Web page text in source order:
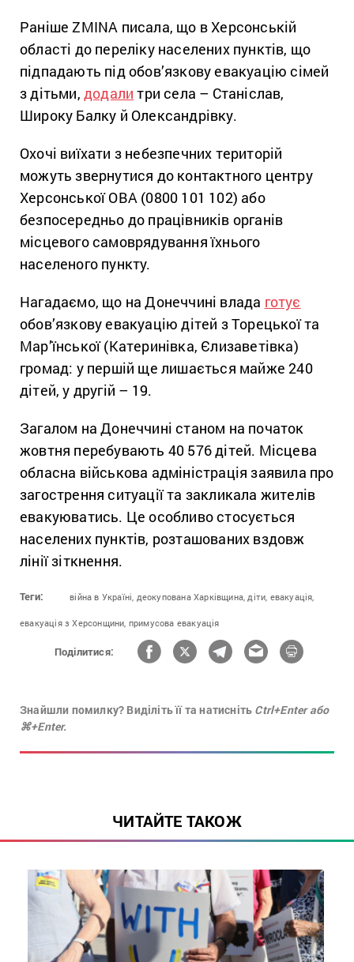
Раніше ZMINA писала, що в Херсонській
області до переліку населених пунктів, що
підпадають під обов’язкову евакуацію сімей
з дітьми, додали три села – Станіслав,
Широку Балку й Олександрівку.
Охочі виїхати з небезпечних територій
можуть звернутися до контактного центру
Херсонської ОВА (0800 101 102) або
безпосередньо до працівників органів
місцевого самоврядування їхнього
населеного пункту.
Нагадаємо, що на Донеччині влада готує
обов’язкову евакуацію дітей з Торецької та
Мар’їнської (Катеринівка, Єлизаветівка)
громад: у першій ще лишається майже 240
дітей, у другій – 19.
Загалом на Донеччині станом на початок
жовтня перебувають 40 576 дітей. Місцева
обласна військова адміністрація заявила про
загострення ситуації та закликала жителів
евакуюватись. Це особливо стосується
населених пунктів, розташованих вздовж
лінії зіткнення.
Теги: війна в Україні, деокупована Харківщина, діти, евакуація,
евакуація з Херсонщини, примусова евакуація
Поділитися:
Знайшли помилку? Виділіть її та натисніть Ctrl+Enter або
⌘+Enter.
ЧИТАЙТЕ ТАКОЖ